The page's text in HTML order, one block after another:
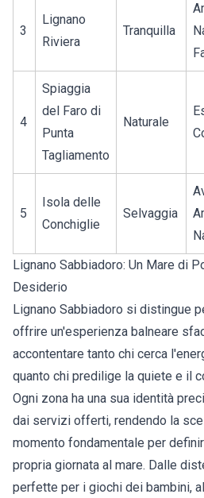
3
Lignano
Riviera
Tranquilla
4
Spiaggia
del Faro di
Punta
Tagliamento
Naturale
5
Isola delle
Conchiglie
Selvaggia
Lignano Sabbiadoro: Un Mare di
Desiderio
Lignano Sabbiadoro si distingue
offrire un'esperienza balneare
accontentare tanto chi cerca
quanto chi predilige la quiete e il
Ogni zona ha una sua identità
dai servizi offerti, rendendo la
momento fondamentale per
propria giornata al mare. Dalle
perfette per i giochi dei bambini,